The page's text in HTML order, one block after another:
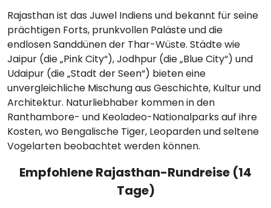
Rajasthan ist das Juwel Indiens und bekannt für seine
prächtigen Forts, prunkvollen Paläste und die
endlosen Sanddünen der Thar-Wüste. Städte wie
Jaipur (die „Pink City“), Jodhpur (die „Blue City“) und
Udaipur (die „Stadt der Seen“) bieten eine
unvergleichliche Mischung aus Geschichte, Kultur und
Architektur. Naturliebhaber kommen in den
Ranthambore- und Keoladeo-Nationalparks auf ihre
Kosten, wo Bengalische Tiger, Leoparden und seltene
Vogelarten beobachtet werden können.
Empfohlene Rajasthan-Rundreise (14
Tage)